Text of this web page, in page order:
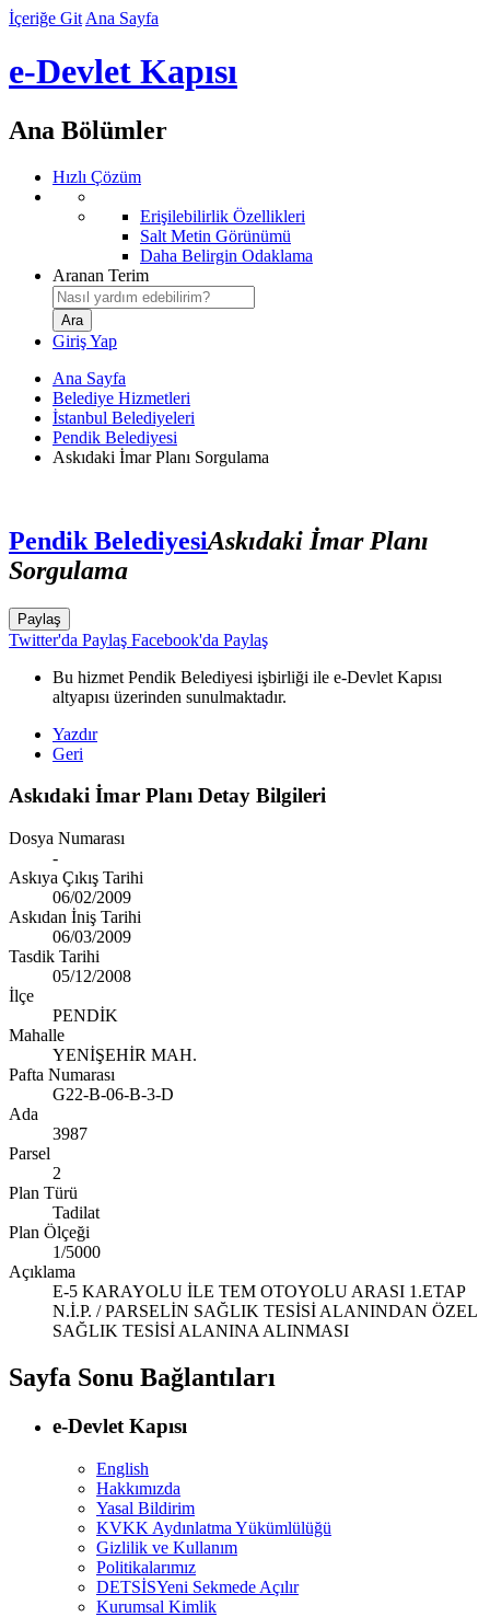
İçeriğe Git Ana Sayfa
e-Devlet Kapısı
Ana Bölümler
Hızlı Çözüm
Erişilebilirlik Özellikleri
Salt Metin Görünümü
Daha Belirgin Odaklama
Aranan Terim
Giriş Yap
Ana Sayfa
Belediye Hizmetleri
İstanbul Belediyeleri
Pendik Belediyesi
Askıdaki İmar Planı Sorgulama
Pendik BelediyesiAskıdaki İmar Planı
Sorgulama
Paylaş
Twitter'da Paylaş Facebook'da Paylaş
Bu hizmet Pendik Belediyesi işbirliği ile e-Devlet Kapısı
altyapısı üzerinden sunulmaktadır.
Yazdır
Geri
Askıdaki İmar Planı Detay Bilgileri
Dosya Numarası
-
Askıya Çıkış Tarihi
06/02/2009
Askıdan İniş Tarihi
06/03/2009
Tasdik Tarihi
05/12/2008
İlçe
PENDİK
Mahalle
YENİŞEHİR MAH.
Pafta Numarası
G22-B-06-B-3-D
Ada
3987
Parsel
2
Plan Türü
Tadilat
Plan Ölçeği
1/5000
Açıklama
E-5 KARAYOLU İLE TEM OTOYOLU ARASI 1.ETAP
N.İ.P. / PARSELİN SAĞLIK TESİSİ ALANINDAN ÖZEL
SAĞLIK TESİSİ ALANINA ALINMASI
Sayfa Sonu Bağlantıları
e-Devlet Kapısı
English
Hakkımızda
Yasal Bildirim
KVKK Aydınlatma Yükümlülüğü
Gizlilik ve Kullanım
Politikalarımız
DETSİSYeni Sekmede Açılır
Kurumsal Kimlik